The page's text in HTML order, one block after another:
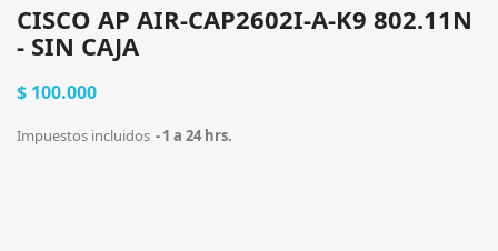
CISCO AP AIR-CAP2602I-A-K9 802.11N
- SIN CAJA
$ 100.000
Impuestos incluidos 1 a 24 hrs.